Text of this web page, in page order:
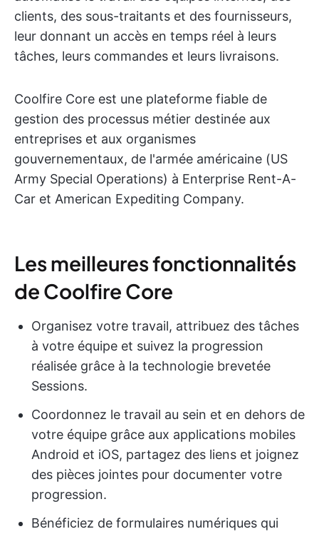
clients, des sous-traitants et des fournisseurs,
leur donnant un accès en temps réel à leurs
tâches, leurs commandes et leurs livraisons.
Coolfire Core est une plateforme fiable de
gestion des processus métier destinée aux
entreprises et aux organismes
gouvernementaux, de l'armée américaine (US
Army Special Operations) à Enterprise Rent-A-
Car et American Expediting Company.
Les meilleures fonctionnalités
de Coolfire Core
Organisez votre travail, attribuez des tâches
à votre équipe et suivez la progression
réalisée grâce à la technologie brevetée
Sessions.
Coordonnez le travail au sein et en dehors de
votre équipe grâce aux applications mobiles
Android et iOS, partagez des liens et joignez
des pièces jointes pour documenter votre
progression.
Bénéficiez de formulaires numériques qui